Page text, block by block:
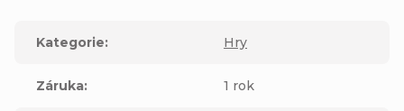
Kategorie: Hry
Záruka: 1 rok